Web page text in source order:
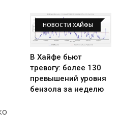
НОВОСТИ ХАЙФЫ
В Хайфе бьют
тревогу: более 130
превышений уровня
бензола за неделю